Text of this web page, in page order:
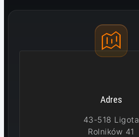
Adres
43-518 Ligota
Rolników 41